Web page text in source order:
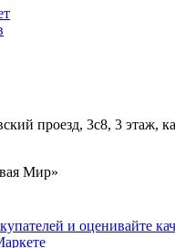
проезд, 3с8, 3 этаж,
Мир»